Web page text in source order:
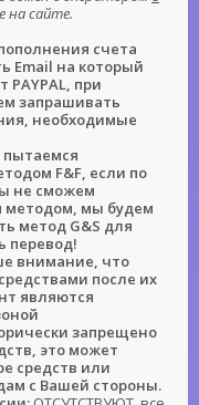
на сайте.
счета
Email на который
PAYPAL, при
запрашивать
необходимые
F&F, если по
не сможем
методом, мы будем
метод G&S для
перевод!
внимание, что
после их
являются
запрещено
это может
средств или
с Вашей стороны.